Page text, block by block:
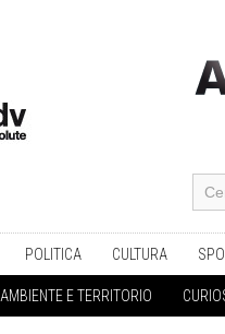
POLITICA CULTURA
AMBIENTE E TERRITORIO